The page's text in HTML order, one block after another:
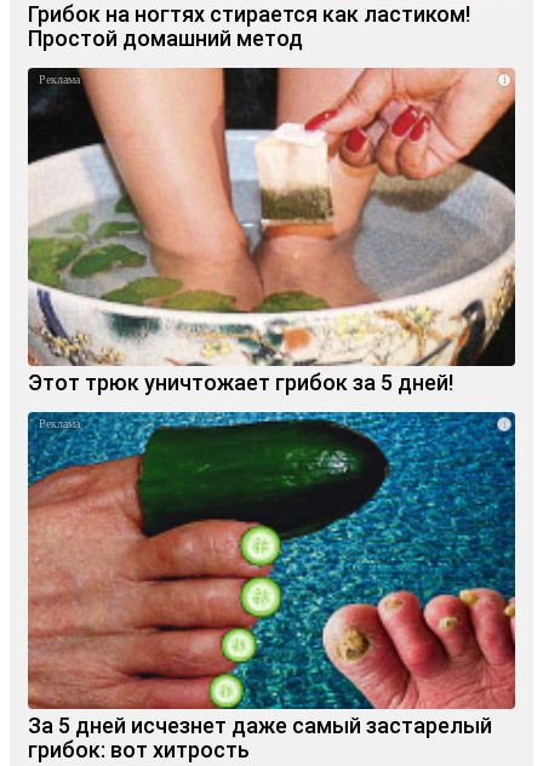
Грибок на ногтях стирается как ластиком!
Простой домашний метод
i
Этот трюк уничтожает грибок за 5 дней!
i
За 5 дней исчезнет даже самый застарелый
грибок: вот хитрость